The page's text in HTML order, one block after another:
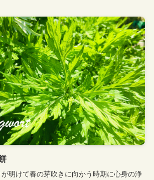
明けて春の芽吹きに向かう時期に心身の浄